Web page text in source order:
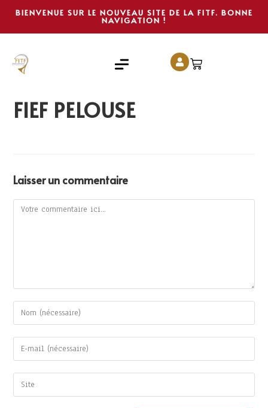
BIENVENUE SUR LE NOUVEAU SITE DE LA FITF. BONNE
NAVIGATION !
FIEF PELOUSE
Laisser un commentaire